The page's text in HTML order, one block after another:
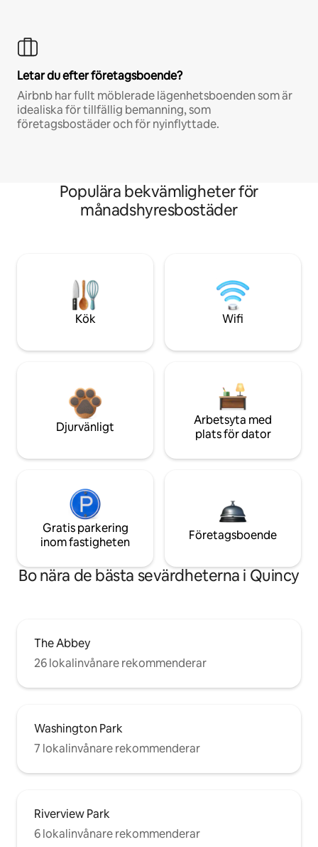
Letar du efter företagsboende?
Airbnb har fullt möblerade lägenhetsboenden som är
idealiska för tillfällig bemanning, som
företagsbostäder och för nyinflyttade.
Populära bekvämligheter för
månadshyresbostäder
Kök Wifi
Djurvänligt
Arbetsyta med
plats för dator
Gratis parkering
inom fastigheten
Företagsboende
Bo nära de bästa sevärdheterna i Quincy
The Abbey
26 lokalinvånare rekommenderar
Washington Park
7 lokalinvånare rekommenderar
Riverview Park
6 lokalinvånare rekommenderar